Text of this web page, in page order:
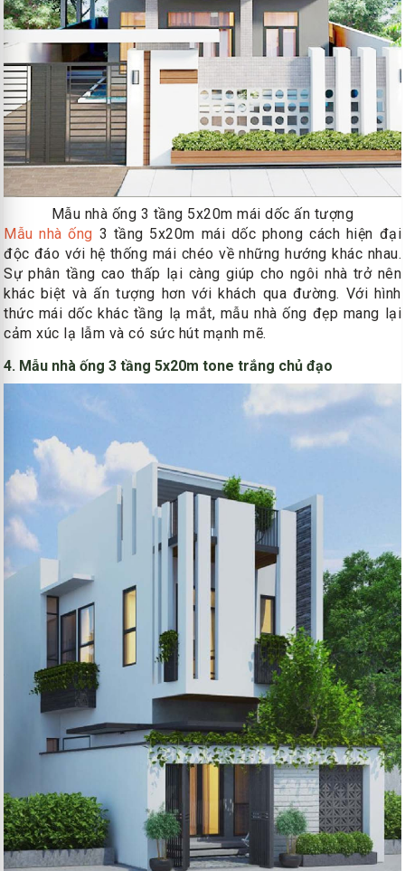
Mẫu nhà ống 3 tầng 5x20m mái dốc ấn tượng
Mẫu nhà ống 3 tầng 5x20m mái dốc phong cách hiện đại
độc đáo với hệ thống mái chéo về những hướng khác nhau.
Sự phân tầng cao thấp lại càng giúp cho ngôi nhà trở nên
khác biệt và ấn tượng hơn với khách qua đường. Với hình
thức mái dốc khác tầng lạ mắt, mẫu nhà ống đẹp mang lại
cảm xúc lạ lẫm và có sức hút mạnh mẽ.
4. Mẫu nhà ống 3 tầng 5x20m tone trắng chủ đạo